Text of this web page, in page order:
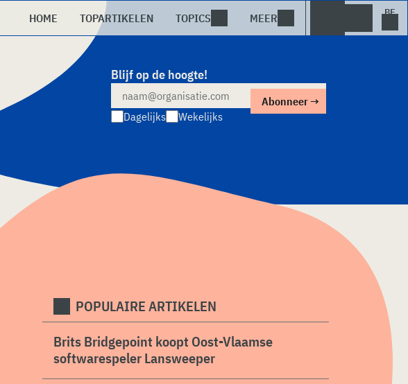
HOME TOPARTIKELEN TOPICS MEER
Blijf op de hoogte!
Dagelijks Wekelijks
POPULAIRE ARTIKELEN
Brits Bridgepoint koopt Oost-Vlaamse
softwarespeler Lansweeper